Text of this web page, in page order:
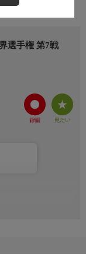
選手権 第7戦